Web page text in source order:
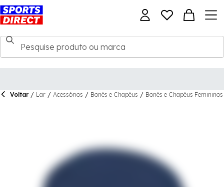
Voltar / Lar / Acessórios / Bonés e Chapéus / Bonés e Chapéus Femininos